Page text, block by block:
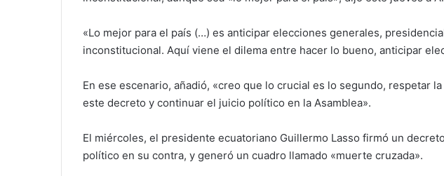
«Lo mejor para el país (…) es anticipar elecciones generales,
inconstitucional. Aquí viene el dilema entre hacer lo bueno, anticipar
En ese escenario, añadió, «creo que lo crucial es lo segundo, respetar
este decreto y continuar el juicio político en la Asamblea».
El miércoles, el presidente ecuatoriano Guillermo Lasso firmó un
político en su contra, y generó un cuadro llamado «muerte cruzada».